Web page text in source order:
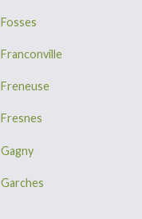
Fosses
Franconville
Freneuse
Fresnes
Gagny
Garches